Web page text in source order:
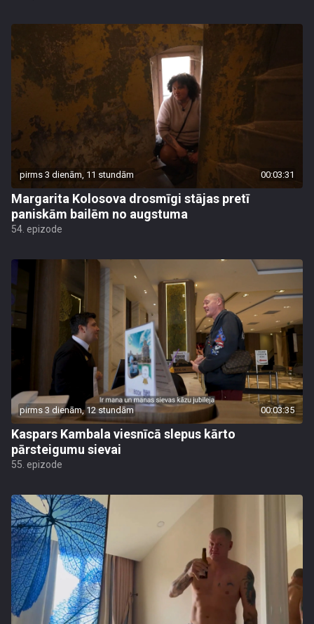
pirms 3 dienām, 11 stundām 00:03:31
Margarita Kolosova drosmīgi stājas pretī
paniskām bailēm no augstuma
54. epizode
pirms 3 dienām, 12 stundām 00:03:35
Kaspars Kambala viesnīcā slepus kārto
pārsteigumu sievai
55. epizode